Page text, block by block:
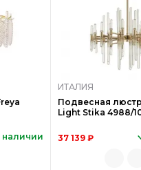
наличии
ИТАЛИЯ
Подвесная
Light Stika 4988/
37 139 ₽